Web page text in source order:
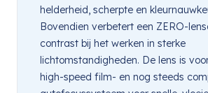
helderheid, scherpte en
Bovendien verbetert een ZERO-
contrast bij het werken in sterke
lichtomstandigheden. De lens is
high-speed film- en nog steeds